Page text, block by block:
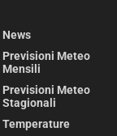
News
Previsioni Meteo
Mensili
Previsioni Meteo
Stagionali
Temperature